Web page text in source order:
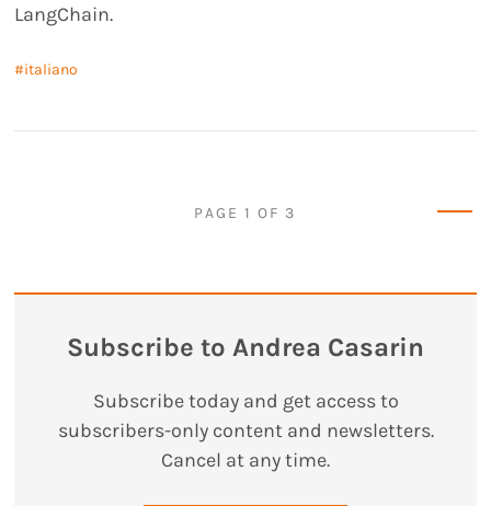
LangChain.
italiano
PAGE 1 OF 3
Subscribe to Andrea Casarin
Subscribe today and get access to
subscribers-only content and newsletters.
Cancel at any time.